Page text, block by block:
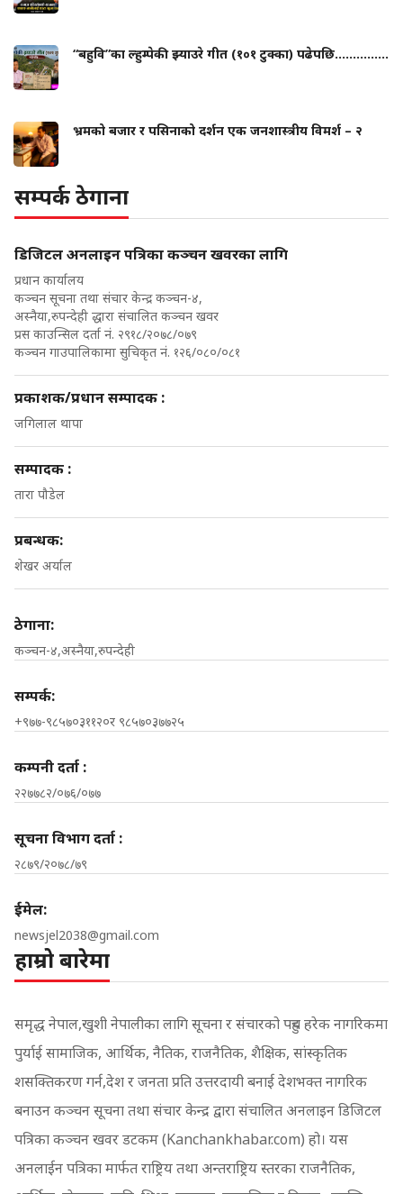
“बहुवि”का ल्हुम्पेकी झ्याउरे गीत (१०१ टुक्का) पढेपछि...............
भ्रमको बजार र पसिनाको दर्शन एक जनशास्त्रीय विमर्श – २
सम्पर्क ठेगाना
डिजिटल अनलाइन पत्रिका कञ्चन खवरका लागि
प्रधान कार्यालय
कञ्चन सूचना तथा संचार केन्द्र कञ्चन-४,
अस्नैया,रुपन्देही द्धारा संचालित कञ्चन खवर
प्रस काउन्सिल दर्ता नं. २९१८/२०७८/०७९
कञ्चन गाउपालिकामा सुचिकृत नं. १२६/०८०/०८१
प्रकाशक/प्रधान सम्पादक :
जगिलाल थापा
सम्पादक :
तारा पौडेल
प्रबन्धक:
शेखर अर्याल
ठेगाना:
कञ्चन-४,अस्नैया,रुपन्देही
सम्पर्क:
+९७७-९८५७०३११२०र ९८५७०३७७२५
कम्पनी दर्ता :
२२७७८२/०७६/०७७
सूचना विभाग दर्ता :
२८७९/२०७८/७९
ईमेल:
newsjel2038@gmail.com
हाम्रो बारेमा
समृद्ध नेपाल,खुशी नेपालीका लागि सूचना र संचारको पहुच हरेक नागरिकमा
पुर्याई सामाजिक, आर्थिक, नैतिक, राजनैतिक, शैक्षिक, सांस्कृतिक
शसक्तिकरण गर्न,देश र जनता प्रति उत्तरदायी बनाई देशभक्त नागरिक
बनाउन कञ्चन सूचना तथा संचार केन्द्र द्वारा संचालित अनलाइन डिजिटल
पत्रिका कञ्चन खवर डटकम (Kanchankhabar.com) हो। यस
अनलाईन पत्रिका मार्फत राष्ट्रिय तथा अन्तराष्ट्रिय स्तरका राजनैतिक,